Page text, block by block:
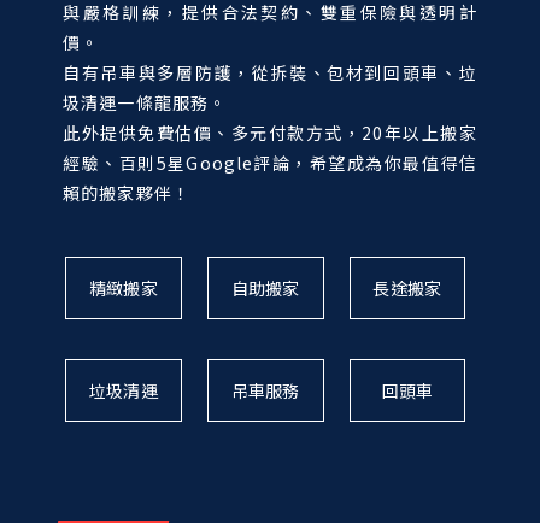
與嚴格訓練，提供合法契約、雙重保險與透明計
價。
自有吊車與多層防護，從拆裝、包材到回頭車、垃
圾清運一條龍服務。
此外提供免費估價、多元付款方式，20年以上搬家
經驗、百則5星Google評論，希望成為你最值得信
賴的搬家夥伴！
精緻搬家 自助搬家 長途搬家
垃圾清運 吊車服務 回頭車